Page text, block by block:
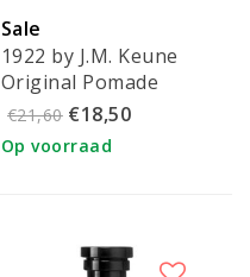
Sale
1922 by J.M. Keune
Original Pomade
€21,60 €18,50
Op voorraad